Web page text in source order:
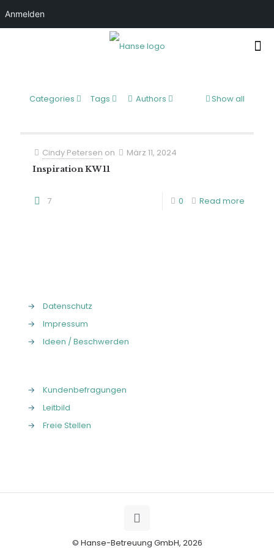
Categories Tags Authors Show all
Cindy Petersen on März 11, 2024
Inspiration KW 11
7 0 Read more
→
Datenschutz
→
Impressum
→
Ideen / Beschwerden
→
Kundenbefragungen
→
Leitbild
→
Freie Stellen
© Hanse-Betreuung GmbH, 2026
Anmelden